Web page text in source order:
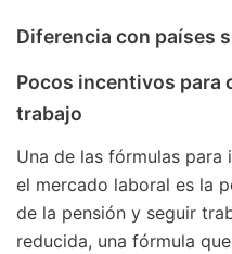
Diferencia con países
Pocos incentivos para
trabajo
Una de las fórmulas para
el mercado laboral es la
de la pensión y seguir
reducida, una fórmula